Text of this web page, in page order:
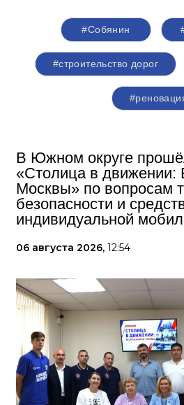
#Собянин
#строительство дорог
В Южном округе
«Столица в движении:
Москвы» по вопросам
безопасности и
индивидуальной
06 августа 2026, 12:54